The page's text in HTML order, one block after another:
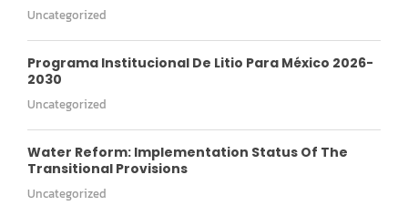
Uncategorized
Programa Institucional De Litio Para México 2026-
2030
Uncategorized
Water Reform: Implementation Status Of The
Transitional Provisions
Uncategorized